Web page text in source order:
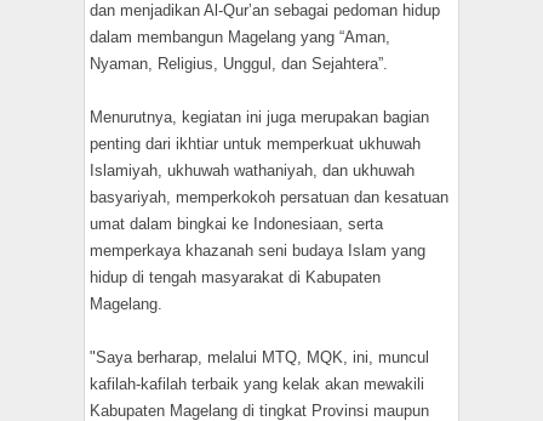
dan menjadikan Al-Qur’an sebagai pedoman hidup
dalam membangun Magelang yang “Aman,
Nyaman, Religius, Unggul, dan Sejahtera”.
Menurutnya, kegiatan ini juga merupakan bagian
penting dari ikhtiar untuk memperkuat ukhuwah
Islamiyah, ukhuwah wathaniyah, dan ukhuwah
basyariyah, memperkokoh persatuan dan kesatuan
umat dalam bingkai ke Indonesiaan, serta
memperkaya khazanah seni budaya Islam yang
hidup di tengah masyarakat di Kabupaten
Magelang.
"Saya berharap, melalui MTQ, MQK, ini, muncul
kafilah-kafilah terbaik yang kelak akan mewakili
Kabupaten Magelang di tingkat Provinsi maupun